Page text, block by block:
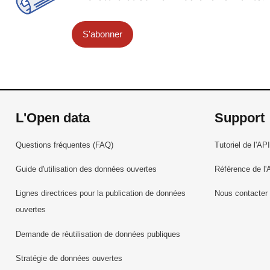
S'abonner
L'Open data
Questions fréquentes (FAQ)
Guide d'utilisation des données ouvertes
Lignes directrices pour la publication de données
ouvertes
Demande de réutilisation de données publiques
Stratégie de données ouvertes
Support
Tutoriel de l'API
Référence de
Nous contacter